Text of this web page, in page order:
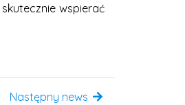
wspierać
Następny news